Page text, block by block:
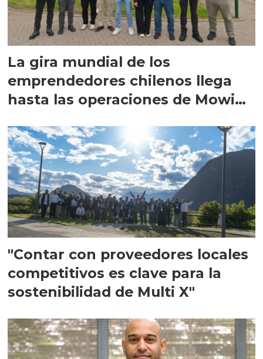
La gira mundial de los
emprendedores chilenos llega
hasta las operaciones de Mowi
"Contar con proveedores locales
competitivos es clave para la
sostenibilidad de Multi X"